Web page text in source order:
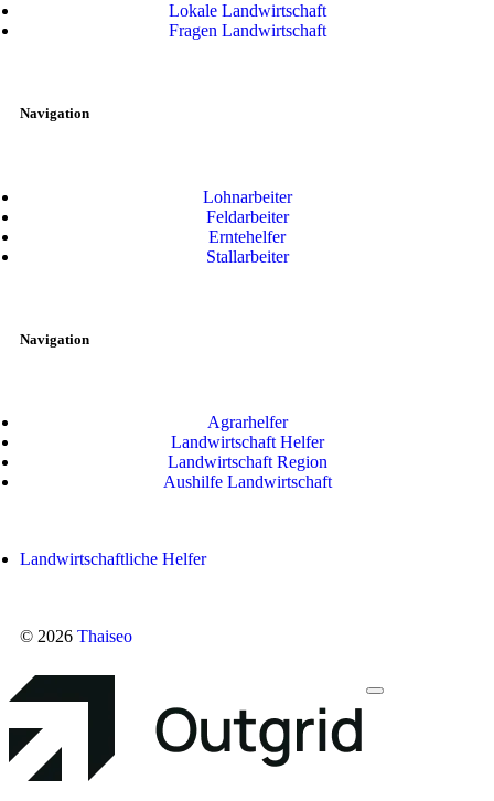
Lokale Landwirtschaft
Fragen Landwirtschaft
Navigation
Lohnarbeiter
Feldarbeiter
Erntehelfer
Stallarbeiter
Navigation
Agrarhelfer
Landwirtschaft Helfer
Landwirtschaft Region
Aushilfe Landwirtschaft
© 2026 Thaiseo
Landwirtschaftliche Helfer